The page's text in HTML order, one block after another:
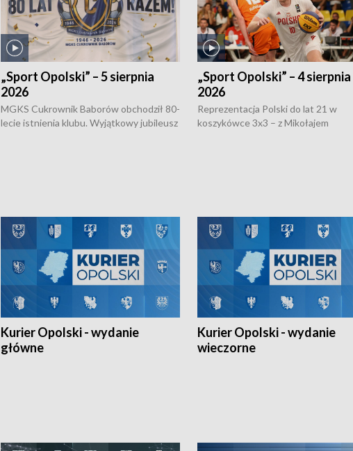
„Sport Opolski” – 5 sierpnia
2026
MGKS Cukrownik Baborów obchodził 80-
lecie istnienia klubu. Wyjątkowy jubileusz
„Sport Opolski” – 4 sierpnia
2026
Reprezentacja Polski do lat 21 w
koszykówce 3x3 – z Mikołajem
Kurier Opolski - wydanie
główne
Kurier Opolski - wydanie
wieczorne